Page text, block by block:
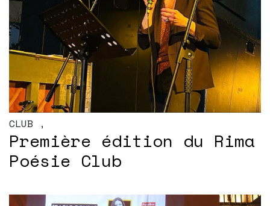
CLUB ,
Première édition du Rima
Poésie Club